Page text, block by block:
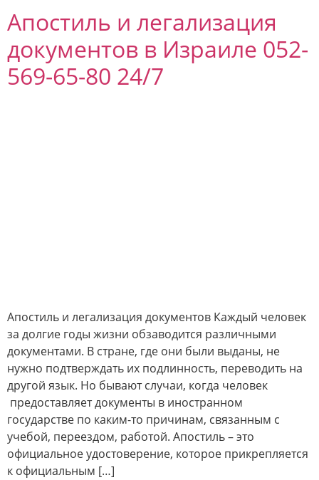
Апостиль и легализация
документов в Израиле 052-
569-65-80 24/7
Апостиль и легализация документов Каждый человек
за долгие годы жизни обзаводится различными
документами. В стране, где они были выданы, не
нужно подтверждать их подлинность, переводить на
другой язык. Но бывают случаи, когда человек
предоставляет документы в иностранном
государстве по каким-то причинам, связанным с
учебой, переездом, работой. Апостиль – это
официальное удостоверение, которое прикрепляется
к официальным […]